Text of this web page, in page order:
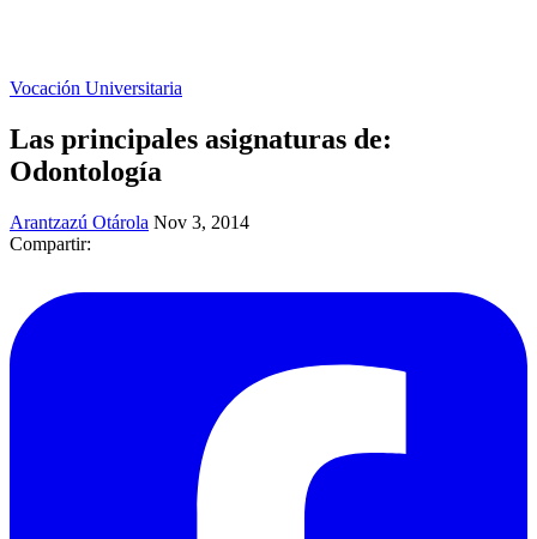
Vocación Universitaria
Las principales asignaturas de:
Odontología
Arantzazú Otárola Nov 3, 2014
Compartir: